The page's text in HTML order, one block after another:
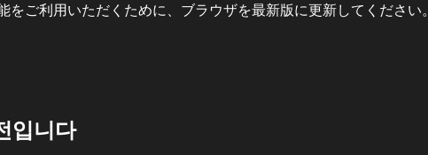
ご利用いただくために、ブラウザを最新版に更新してください。
입니다